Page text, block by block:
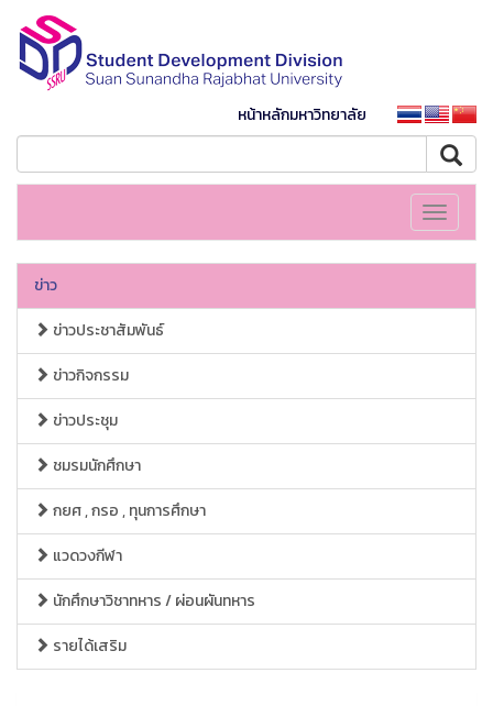
หน้าหลักมหาวิทยาลัย
Toggle
ข่าว
ข่าวประชาสัมพันธ์
ข่าวกิจกรรม
ข่าวประชุม
ชมรมนักศึกษา
กยศ , กรอ , ทุนการศึกษา
แวดวงกีฬา
นักศึกษาวิชาทหาร / ผ่อนผันทหาร
รายได้เสริม